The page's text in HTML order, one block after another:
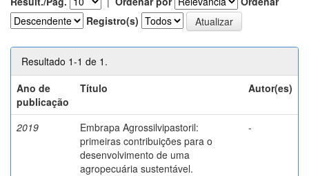
Registro(s)
Resultado 1-1 de 1.
Ano de
publicação
Título Autor(es)
2019
Embrapa Agrossilvipastoril:
primeiras contribuições para o
desenvolvimento de uma
agropecuária sustentável.
-